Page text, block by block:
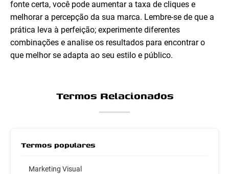
fonte certa, você pode aumentar a taxa de cliques e
melhorar a percepção da sua marca. Lembre-se de que a
prática leva à perfeição; experimente diferentes
combinações e analise os resultados para encontrar o
que melhor se adapta ao seu estilo e público.
Termos Relacionados
Termos populares
Marketing Visual